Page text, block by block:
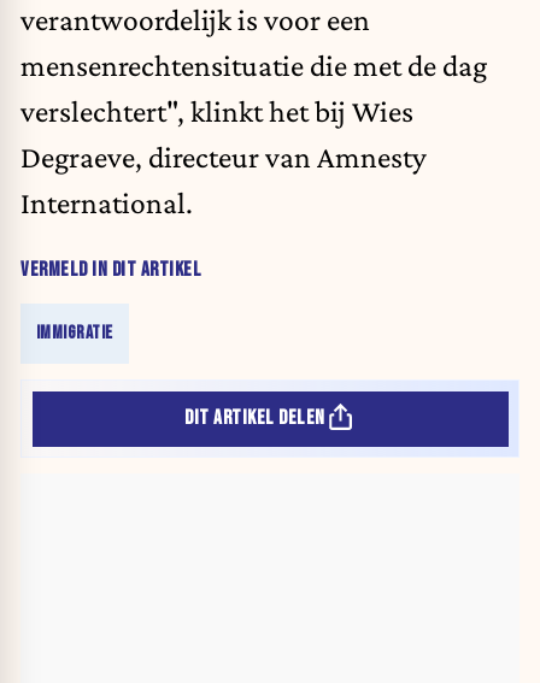
verantwoordelijk is voor een
mensenrechtensituatie die met de dag
verslechtert", klinkt het bij Wies
Degraeve, directeur van Amnesty
International.
VERMELD IN DIT ARTIKEL
IMMIGRATIE
DIT ARTIKEL DELEN